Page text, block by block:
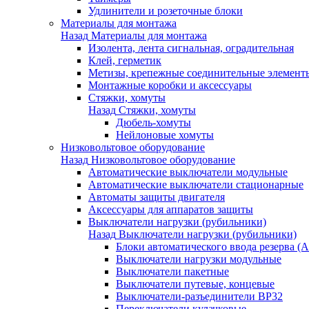
Удлинители и розеточные блоки
Материалы для монтажа
Назад Материалы для монтажа
Изолента, лента сигнальная, оградительная
Клей, герметик
Метизы, крепежные соединительные
Монтажные коробки и аксессуары
Стяжки, хомуты
Назад Стяжки, хомуты
Дюбель-хомуты
Нейлоновые хомуты
Низковольтовое оборудование
Назад Низковольтовое оборудование
Автоматические выключатели модульные
Автоматические выключатели стационарные
Автоматы защиты двигателя
Аксессуары для аппаратов защиты
Выключатели нагрузки (рубильники)
Назад Выключатели нагрузки (рубильники)
Блоки автоматического ввода резерва
Выключатели нагрузки модульные
Выключатели пакетные
Выключатели путевые, концевые
Выключатели-разъединители ВР32